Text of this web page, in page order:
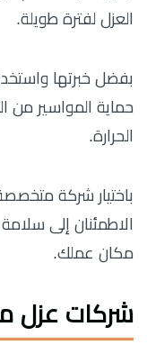
العزل لفترة طويلة.
بفضل خبرتها
حماية المواسير من
الحرارة.
باختيار شركة
الاطمئنان إلى
مكان عملك.
شركات عزل